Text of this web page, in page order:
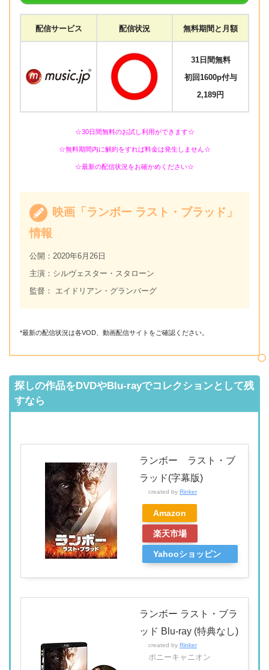
配信サービス 配信状況 無料期間と月額
31日間無料
初回1600p付与
2,189円
☆30日間無料のお試し利用ができます☆
☆無料期間内に解約をすれば料金は発生しません☆
☆最新の配信状況をお確かめください☆
映画「ランボー ラスト・ブラッド」
情報
公開：2020年6月26日
主演：シルヴェスター・スタローン
監督： エイドリアン・グランバーグ
*最新の配信状況は各VOD、動画配信サイトをご確認ください。
探しの作品をDVDやBlu-rayでコレクションとして残
すなら
ランボー ラスト・ブ
ラッド(字幕版)
created by Rinker
Amazon
楽天市場
Yahooショッピン
ランボー ラスト・ブラ
ッド Blu-ray (特典なし)
created by Rinker
ポニーキャニオン